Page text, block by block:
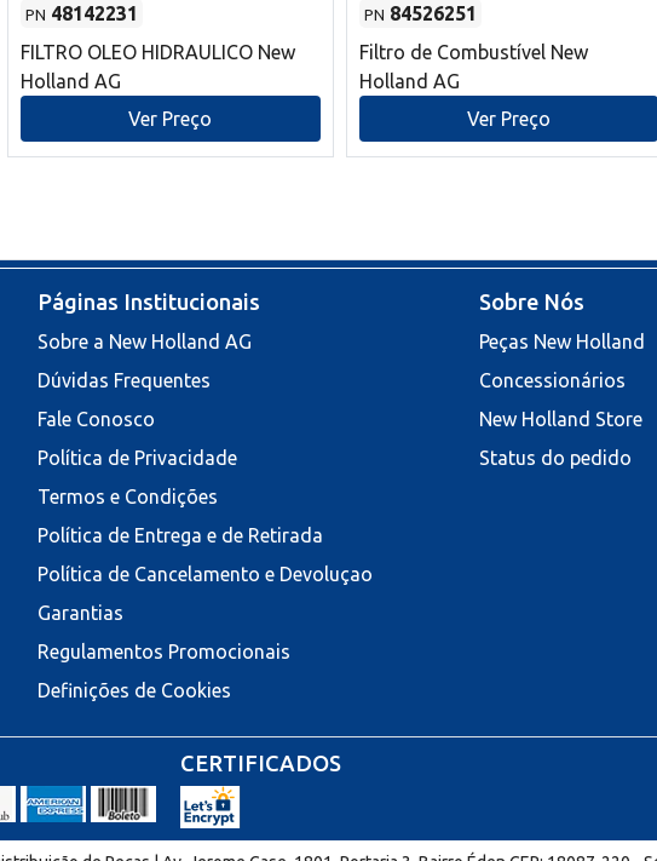
PN 48142231
FILTRO OLEO HIDRAULICO New
Holland AG
Ver Preço
PN 84526251
Filtro de Combustível New
Holland AG
Ver Preço
Páginas Institucionais
Sobre a New Holland AG
Dúvidas Frequentes
Fale Conosco
Política de Privacidade
Termos e Condições
Política de Entrega e de Retirada
Política de Cancelamento e Devoluçao
Garantias
Regulamentos Promocionais
Definições de Cookies
Sobre Nós
Peças New Holland
Concessionários
New Holland Store
Status do pedido
CERTIFICADOS